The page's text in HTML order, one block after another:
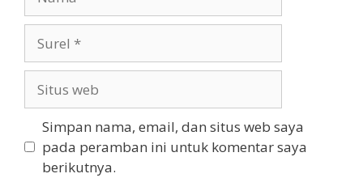
web
Simpan nama, email, dan situs web saya
pada peramban ini untuk komentar saya
berikutnya.